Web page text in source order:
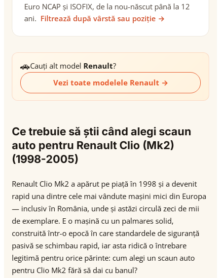
Euro NCAP și ISOFIX, de la nou-născut până la 12
ani. Filtrează după vârstă sau poziție →
🚗Cauți alt model Renault?
Vezi toate modelele Renault →
Ce trebuie să știi când alegi scaun
auto pentru Renault Clio (Mk2)
(1998-2005)
Renault Clio Mk2 a apărut pe piață în 1998 și a devenit
rapid una dintre cele mai vândute mașini mici din Europa
— inclusiv în România, unde și astăzi circulă zeci de mii
de exemplare. E o mașină cu un palmares solid,
construită într-o epocă în care standardele de siguranță
pasivă se schimbau rapid, iar asta ridică o întrebare
legitimă pentru orice părinte: cum alegi un scaun auto
pentru Clio Mk2 fără să dai cu banul?